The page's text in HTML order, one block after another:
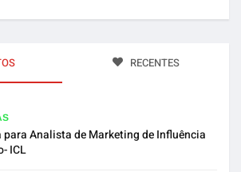
RECENTES
para Analista de Marketing de Influência
ICL